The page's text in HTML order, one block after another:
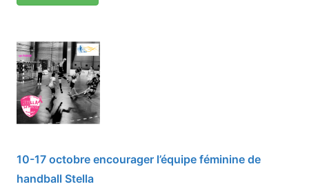
10-17 octobre encourager l’équipe féminine de
handball Stella